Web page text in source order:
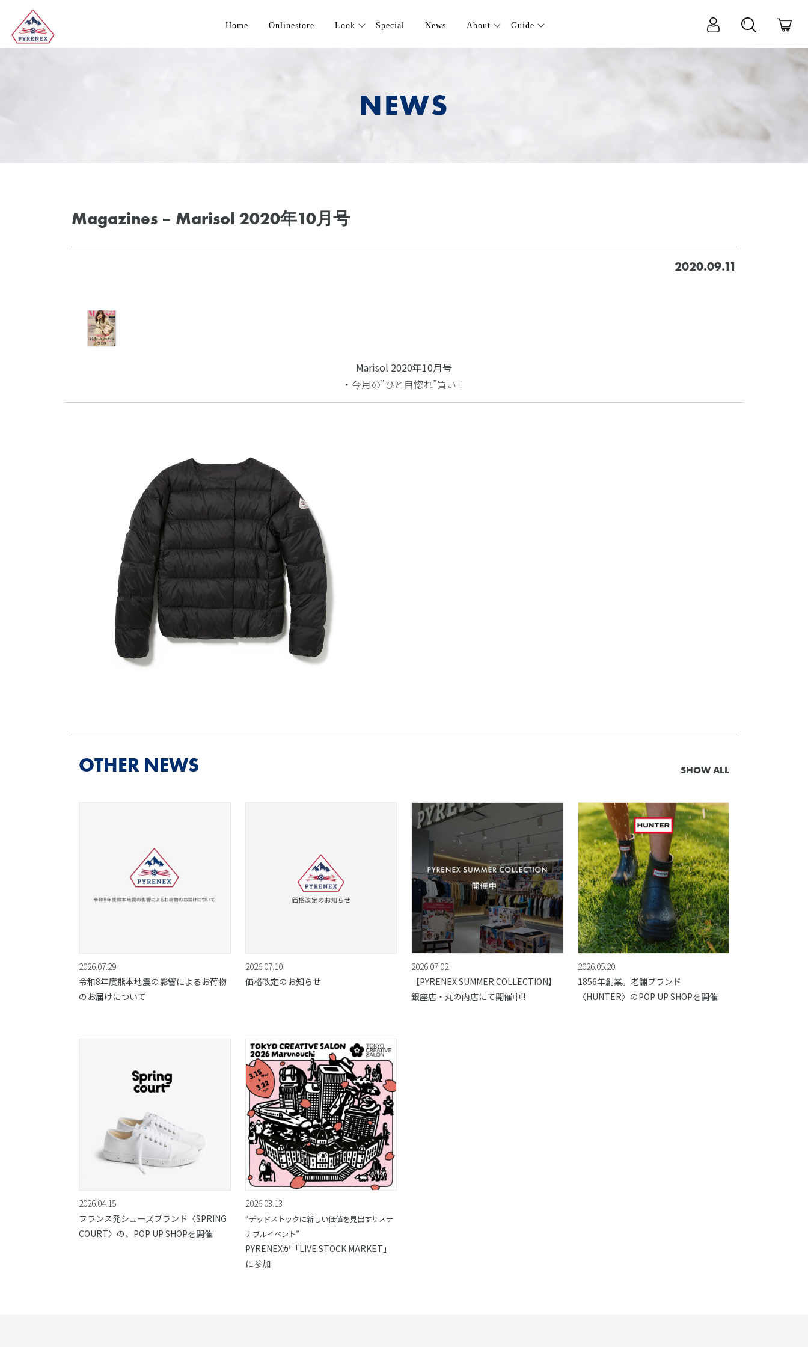
Home Onlinestore Look Special News About Guide
NEWS
Magazines – Marisol 2020年10月号
2020.09.11
Marisol 2020年10月号
・今月の”ひと目惚れ”買い！
OTHER NEWS SHOW ALL
2026.07.29
令和8年度熊本地震の影響によるお荷物
のお届けについて
2026.07.10
価格改定のお知らせ
2026.07.02
【PYRENEX SUMMER COLLECTION】
銀座店・丸の内店にて開催中!!
2026.05.20
1856年創業。老舗ブランド
〈HUNTER〉のPOP UP SHOPを開催
2026.04.15
フランス発シューズブランド〈SPRING
COURT〉の、POP UP SHOPを開催
2026.03.13
“デッドストックに新しい価値を見出すサステ
ナブルイベント”
PYRENEXが「LIVE STOCK MARKET」
に参加